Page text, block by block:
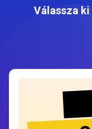
Válassza